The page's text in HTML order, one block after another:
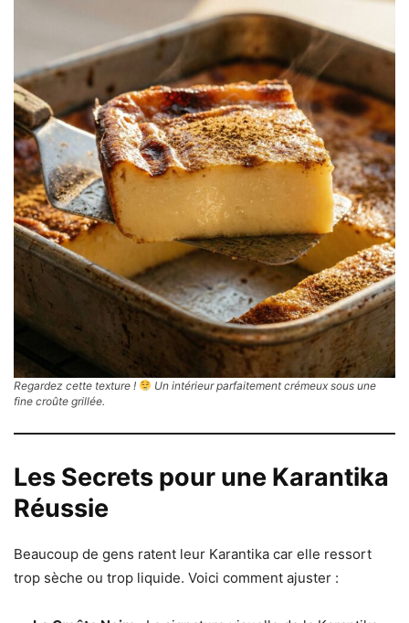
Regardez cette texture !
Un intérieur parfaitement crémeux sous une
fine croûte grillée.
Les Secrets pour une Karantika
Réussie
Beaucoup de gens ratent leur Karantika car elle ressort
trop sèche ou trop liquide. Voici comment ajuster :